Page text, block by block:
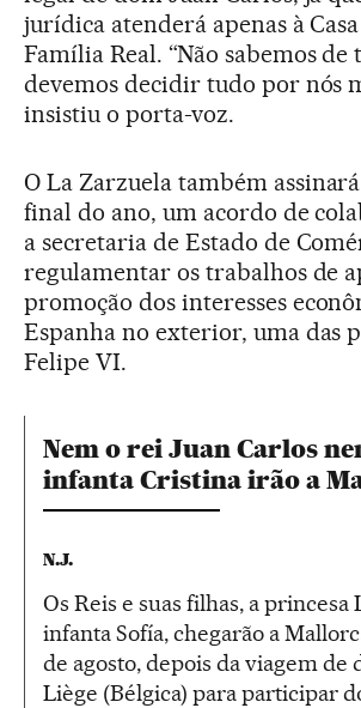
jurídica atenderá apenas à
Família Real. “Não sabemos de
devemos decidir tudo por nós
insistiu o porta-voz.
O La Zarzuela também
final do ano, um acordo de
a secretaria de Estado de
regulamentar os trabalhos de
promoção dos interesses
Espanha no exterior, uma das
Felipe VI.
Nem o rei Juan Carlos
infanta Cristina irão a
N.J.
Os Reis e suas filhas, a princesa
infanta Sofía, chegarão a
de agosto, depois da viagem de
Liège (Bélgica) para participar